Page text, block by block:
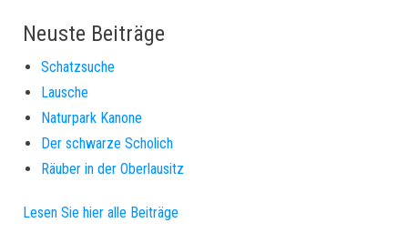
Neuste Beiträge
Schatzsuche
Lausche
Naturpark Kanone
Der schwarze Scholich
Räuber in der Oberlausitz
Lesen Sie hier alle Beiträge